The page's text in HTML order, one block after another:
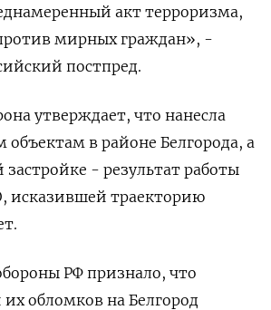
акт терроризма,
мирных граждан», -
постпред.
утверждает, что нанесла
объектам в районе Белгорода, а
- результат работы
исказившей траекторию
РФ признало, что
обломков на Белгород